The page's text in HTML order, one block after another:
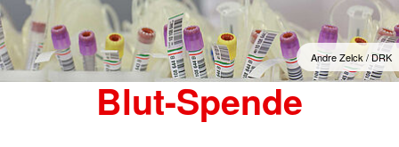
Andre Zelck / DRK
Blut-Spende